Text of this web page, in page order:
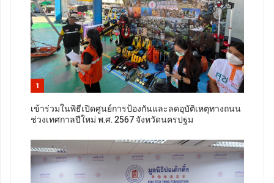
1
เข้าร่วมในพิธีเปิดศูนย์การป้องกันและลดอุบัติเหตุทางถนน
ช่วงเทศกาลปีใหม่ พ.ศ. 2567 จังหวัดนครปฐม